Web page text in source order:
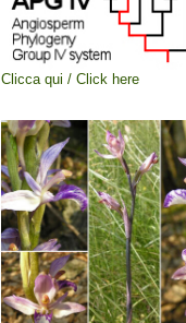
Clicca qui / Click here